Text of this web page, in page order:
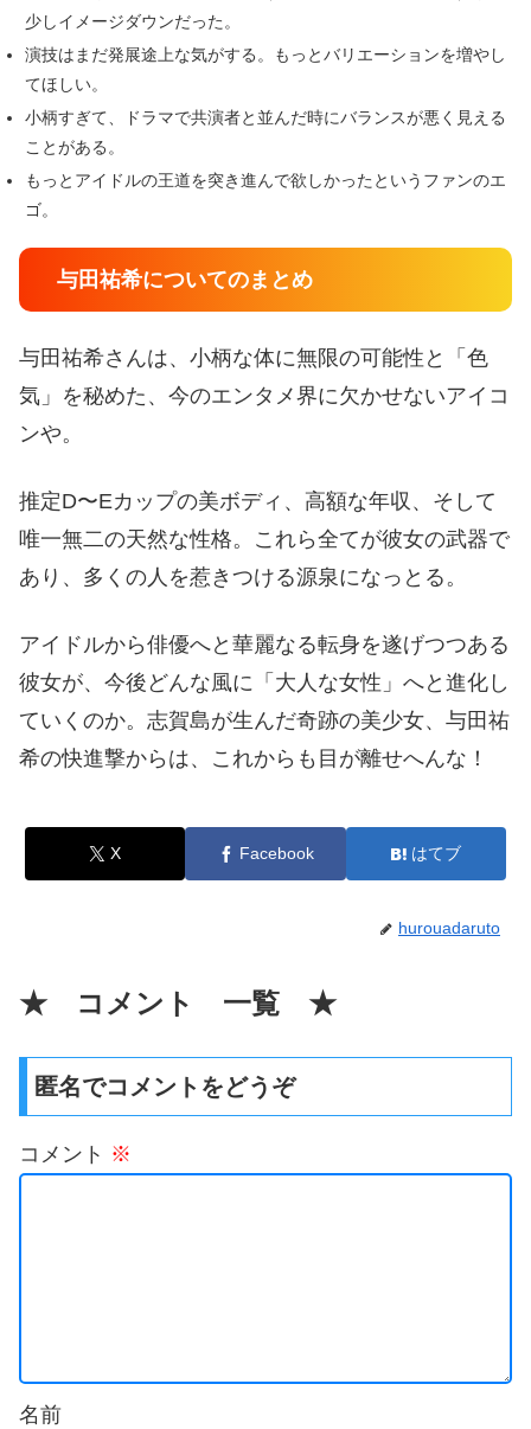
少しイメージダウンだった。
演技はまだ発展途上な気がする。もっとバリエーションを増やし
てほしい。
小柄すぎて、ドラマで共演者と並んだ時にバランスが悪く見える
ことがある。
もっとアイドルの王道を突き進んで欲しかったというファンのエ
ゴ。
与田祐希についてのまとめ
与田祐希さんは、小柄な体に無限の可能性と「色
気」を秘めた、今のエンタメ界に欠かせないアイコ
ンや。
推定D〜Eカップの美ボディ、高額な年収、そして
唯一無二の天然な性格。これら全てが彼女の武器で
あり、多くの人を惹きつける源泉になっとる。
アイドルから俳優へと華麗なる転身を遂げつつある
彼女が、今後どんな風に「大人な女性」へと進化し
ていくのか。志賀島が生んだ奇跡の美少女、与田祐
希の快進撃からは、これからも目が離せへんな！
X Facebook はてブ
hurouadaruto
★ コメント 一覧 ★
匿名でコメントをどうぞ
コメント ※
名前